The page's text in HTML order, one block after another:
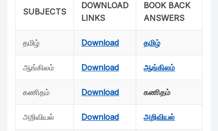
SUBJECTS
DOWNLOAD
LINKS
BOOK BACK
ANSWERS
தமிழ் Download தமிழ்
ஆங்கிலம் Download ஆங்கிலம்
கணிதம் Download கணிதம்
அறிவியல் Download அறிவியல்